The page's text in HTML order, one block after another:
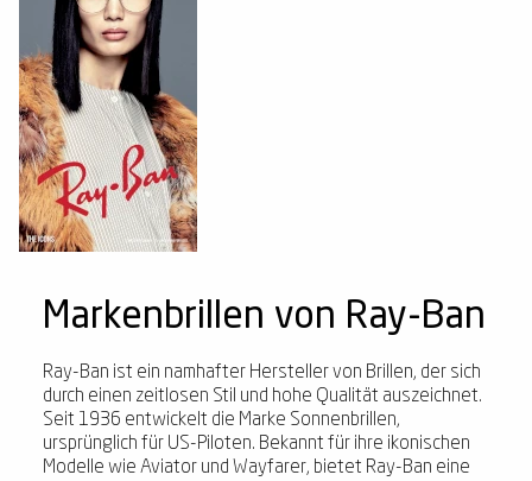
Markenbrillen von Ray-Ban
Ray-Ban ist ein namhafter Hersteller von Brillen, der sich
durch einen zeitlosen Stil und hohe Qualität auszeichnet.
Seit 1936 entwickelt die Marke Sonnenbrillen,
ursprünglich für US-Piloten. Bekannt für ihre ikonischen
Modelle wie Aviator und Wayfarer, bietet Ray-Ban eine